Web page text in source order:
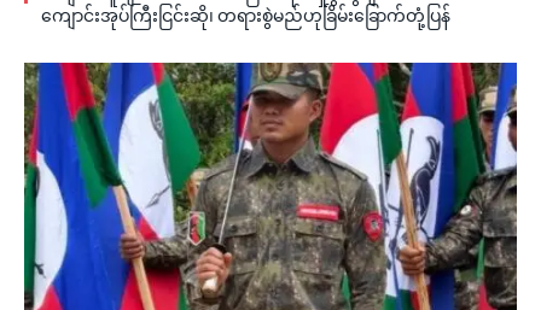
ကျောင်းအုပ်ကြီးငြင်းဆို၊ တရားစွဲမည်ဟုခြိမ်းခြောက်တုံ့ပြန်